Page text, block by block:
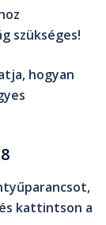
szükséges!
hogyan
kattintson a